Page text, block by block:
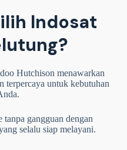
Indosat
Hutchison menawarkan
terpercaya untuk kebutuhan
tanpa gangguan dengan
selalu siap melayani.